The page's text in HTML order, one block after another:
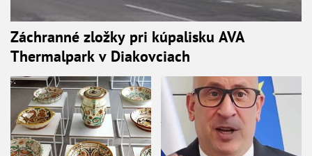
Záchranné zložky pri kúpalisku AVA
Thermalpark v Diakovciach